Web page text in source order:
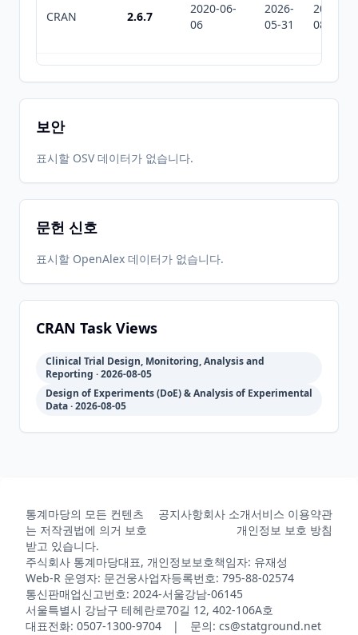
CRAN 2.6.7
2020-06-
06
2026-
05-31
2026-
08-02
2020-05-
23
2026-
05-31
2026-
08-02
CRAN 2.6.5
CRAN
2018-04-
2026-
2026-
CRAN 2.6.2
2018-03-
27
05-31
CRAN 2.6
2018-02-
2026-
05-31
2026-
08-02
CRAN 2.4
2016-08-
09
05-31
보안
표시할 OSV 데이터가 없습니다.
문헌 신호
표시할 OpenAlex 데이터가 없습니다.
CRAN Task Views
Clinical Trial Design, Monitoring, Analysis and
Reporting · 2026-08-05
Design of Experiments (DoE) & Analysis of Experimental
Data · 2026-08-05
통계마당의 모든 컨텐츠
는 저작권법에 의거 보호
받고 있습니다.
공지사항회사 소개서비스 이용약관
개인정보 보호 방침
주식회사 통계마당대표, 개인정보보호책임자: 유재성
Web-R 운영자: 문건웅사업자등록번호: 795-88-02574
통신판매업신고번호: 2024-서울강남-06145
서울특별시 강남구 테헤란로70길 12, 402-106A호
대표전화: 0507-1300-9704 | 문의: cs@statground.net